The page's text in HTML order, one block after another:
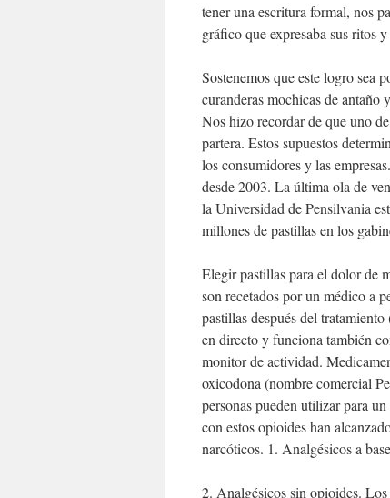
tener una escritura formal, nos
gráfico que expresaba sus ritos
Sostenemos que este logro sea
curanderas mochicas de antaño
Nos hizo recordar de que uno
partera. Estos supuestos
los consumidores y las
desde 2003. La última ola de
la Universidad de Pensilvania
millones de pastillas en los
Elegir pastillas para el dolor de
son recetados por un médico a
pastillas después del
en directo y funciona también
monitor de actividad.
oxicodona (nombre comercial
personas pueden utilizar para
con estos opioides han
narcóticos. 1. Analgésicos a
2. Analgésicos sin opioides.